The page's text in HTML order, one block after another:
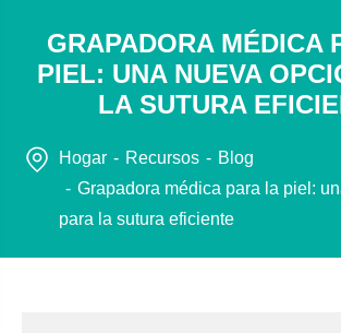
GRAPADORA MÉDICA
PIEL: UNA NUEVA
LA SUTURA
Hogar Recursos
Blog
Grapadora médica para la piel:
para la sutura eficiente